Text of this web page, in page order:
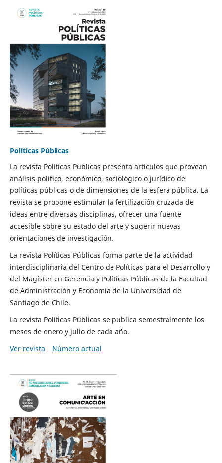
Políticas Públicas
La revista Políticas Públicas presenta artículos que provean
análisis político, económico, sociológico o jurídico de
políticas públicas o de dimensiones de la esfera pública. La
revista se propone estimular la fertilización cruzada de
ideas entre diversas disciplinas, ofrecer una fuente
accesible sobre su estado del arte y sugerir nuevas
orientaciones de investigación.
La revista Políticas Públicas forma parte de la actividad
interdisciplinaria del Centro de Políticas para el Desarrollo y
del Magíster en Gerencia y Políticas Públicas de la Facultad
de Administración y Economía de la Universidad de
Santiago de Chile.
La revista Políticas Públicas se publica semestralmente los
meses de enero y julio de cada año.
Ver revista
Número actual